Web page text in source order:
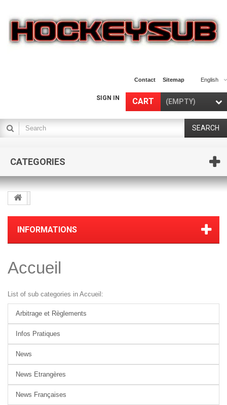
English
Contact Sitemap
CART (EMPTY)
SIGN IN
SEARCH
CATEGORIES
INFORMATIONS
Accueil
List of sub categories in Accueil:
Arbitrage et Règlements
Infos Pratiques
News
News Etrangères
News Françaises